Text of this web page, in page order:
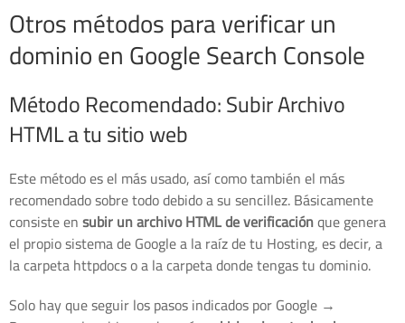
Otros métodos para verificar un
dominio en Google Search Console
Método Recomendado: Subir Archivo
HTML a tu sitio web
Este método es el más usado, así como también el más
recomendado sobre todo debido a su sencillez. Básicamente
consiste ensubir un archivo HTML de verificaciónque genera
el propio sistema de Google a la raíz de tu Hosting, es decir, a
la carpeta httpdocs o a la carpeta donde tengas tu dominio.
Solo hay que seguir los pasos indicados por Google →